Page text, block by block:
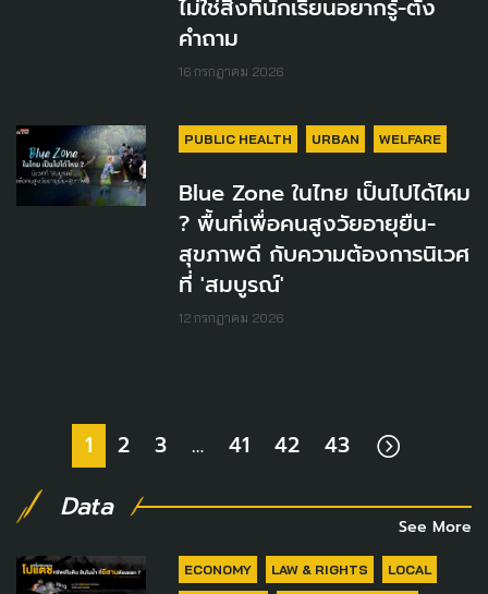
ไม่ใช่สิ่งที่นักเรียนอยากรู้-ตั้ง
คำถาม
16 กรกฎาคม 2026
PUBLIC HEALTH URBAN WELFARE
Blue Zone ในไทย เป็นไปได้ไหม
? พื้นที่เพื่อคนสูงวัยอายุยืน-
สุขภาพดี กับความต้องการนิเวศ
ที่ 'สมบูรณ์'
12 กรกฎาคม 2026
1 2 3 … 41 42 43
Data
See More
ECONOMY LAW & RIGHTS LOCAL